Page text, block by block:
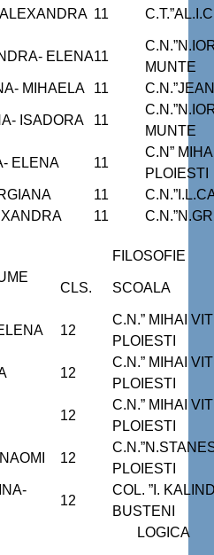
11
ELENA11
MUNTE
MIHAELA 11
ISADORA 11
MUNTE
ELENA 11
C.N”
PLOIESTI
11
11
FILOSOFIE
CLS. SCOALA
12
C.N.” MIHAI
PLOIESTI
12
C.N.” MIHAI
PLOIESTI
12
C.N.” MIHAI
PLOIESTI
12
PLOIESTI
12
COL. ”I.
BUSTENI
LOGICA